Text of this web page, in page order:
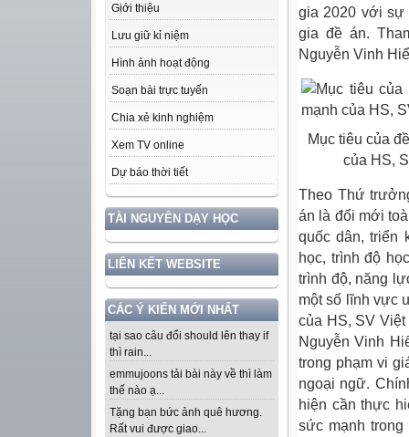
Giới thiệu
Lưu giữ kỉ niệm
Hình ảnh hoạt động
Soạn bài trực tuyến
Chia xẻ kinh nghiệm
Xem TV online
Dự báo thời tiết
TÀI NGUYÊN DẠY HỌC
LIÊN KẾT WEBSITE
CÁC Ý KIẾN MỚI NHẤT
tại sao câu đổi should lên thay if
thì rain...
emmujoons tải bài này về thì làm
thế nào ạ...
Tặng bạn bức ảnh quê hương.
Rất vui được giao...
gia 2020 với sự
gia đề án.
Nguyễn Vinh
Mục tiêu của
của HS,
Theo Thứ
án là đổi mới
quốc dân, triển
học, trình độ
trình độ, năng
một số lĩnh vực
của HS, SV
Nguyễn Vinh
trong phạm vi
ngoại ngữ.
hiện cần thực
sức mạnh